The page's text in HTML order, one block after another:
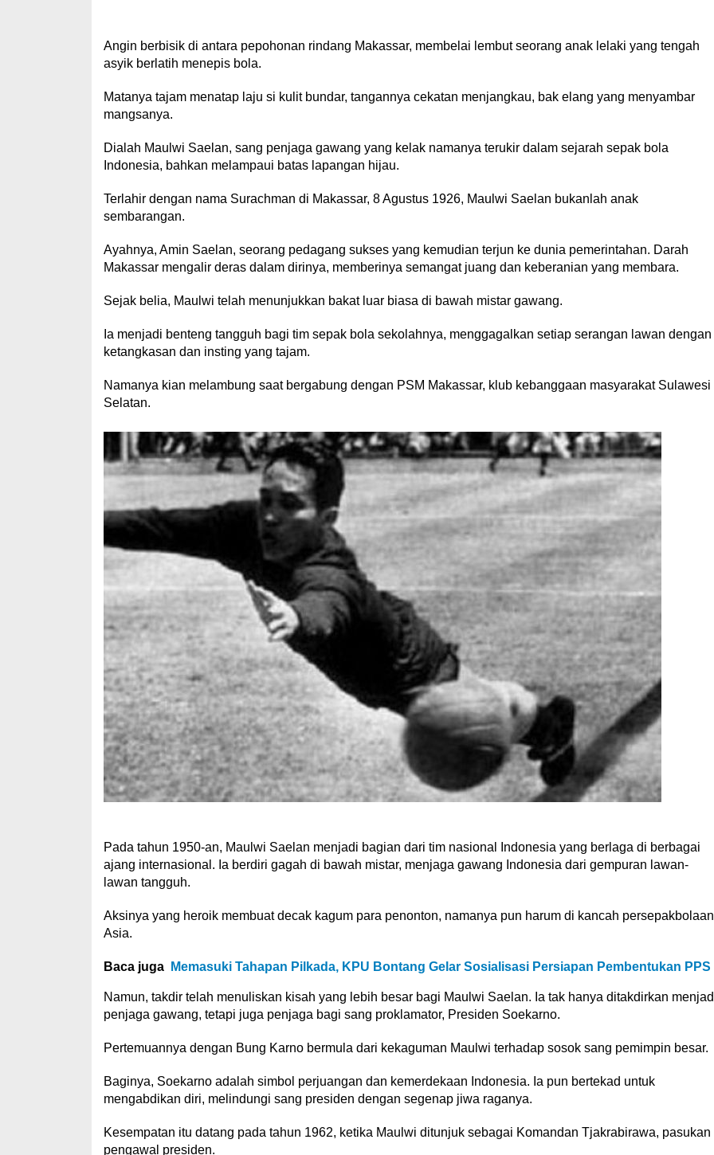
Angin berbisik di antara pepohonan rindang Makassar, membelai lembut seorang anak lelaki yang tengah
asyik berlatih menepis bola.
Matanya tajam menatap laju si kulit bundar, tangannya cekatan menjangkau, bak elang yang menyambar
mangsanya.
Dialah Maulwi Saelan, sang penjaga gawang yang kelak namanya terukir dalam sejarah sepak bola
Indonesia, bahkan melampaui batas lapangan hijau.
Terlahir dengan nama Surachman di Makassar, 8 Agustus 1926, Maulwi Saelan bukanlah anak
sembarangan.
Ayahnya, Amin Saelan, seorang pedagang sukses yang kemudian terjun ke dunia pemerintahan. Darah
Makassar mengalir deras dalam dirinya, memberinya semangat juang dan keberanian yang membara.
Sejak belia, Maulwi telah menunjukkan bakat luar biasa di bawah mistar gawang.
Ia menjadi benteng tangguh bagi tim sepak bola sekolahnya, menggagalkan setiap serangan lawan dengan
ketangkasan dan insting yang tajam.
Namanya kian melambung saat bergabung dengan PSM Makassar, klub kebanggaan masyarakat Sulawesi
Selatan.
Pada tahun 1950-an, Maulwi Saelan menjadi bagian dari tim nasional Indonesia yang berlaga di berbagai
ajang internasional. Ia berdiri gagah di bawah mistar, menjaga gawang Indonesia dari gempuran lawan-
lawan tangguh.
Aksinya yang heroik membuat decak kagum para penonton, namanya pun harum di kancah persepakbolaan
Asia.
Baca juga Memasuki Tahapan Pilkada, KPU Bontang Gelar Sosialisasi Persiapan Pembentukan PPS
Namun, takdir telah menuliskan kisah yang lebih besar bagi Maulwi Saelan. Ia tak hanya ditakdirkan
penjaga gawang, tetapi juga penjaga bagi sang proklamator, Presiden Soekarno.
Pertemuannya dengan Bung Karno bermula dari kekaguman Maulwi terhadap sosok sang pemimpin besar.
Baginya, Soekarno adalah simbol perjuangan dan kemerdekaan Indonesia. Ia pun bertekad untuk
mengabdikan diri, melindungi sang presiden dengan segenap jiwa raganya.
Kesempatan itu datang pada tahun 1962, ketika Maulwi ditunjuk sebagai Komandan Tjakrabirawa, pasukan
pengawal presiden.